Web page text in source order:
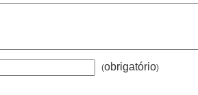
(obrigatório